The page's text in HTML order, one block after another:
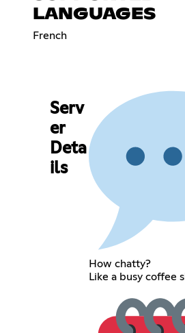
LANGUAGES
French
Serv
er
Deta
ils
How chatty?
Like a busy coffee